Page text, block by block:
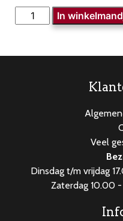
Boerenmetworst
stuk
In
Veel
Dinsdag t/m vrijdag
Zaterdag 10.00